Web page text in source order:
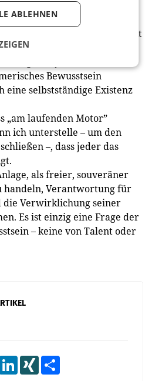
Sonderfall wird und
Basis
– eben weil dies der Markt
so nachfragt –,
Frage, ob jemand
Bewusstsein
eine selbstständige Existenz
„am laufenden Motor”
ich unterstelle – um den
–, dass jeder das
als freier, souveräner
handeln, Verantwortung für
die Verwirklichung seiner
Es ist einzig eine Frage der
– keine von Talent oder
LinkedInXING
ABLEHNEN